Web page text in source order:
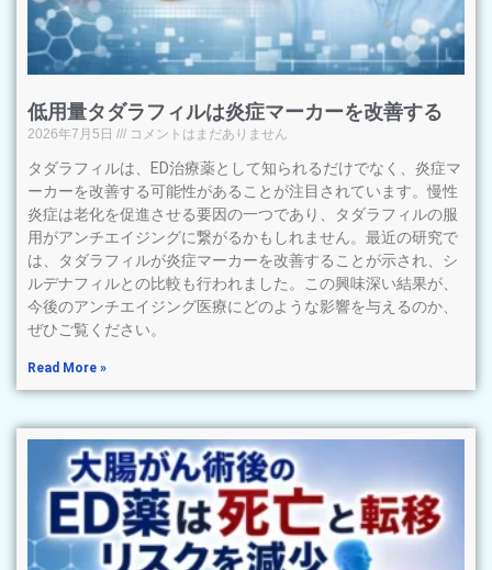
低用量タダラフィルは炎症マーカーを改善する
2026年7月5日 コメントはまだありません
タダラフィルは、ED治療薬として知られるだけでなく、炎症マ
ーカーを改善する可能性があることが注目されています。慢性
炎症は老化を促進させる要因の一つであり、タダラフィルの服
用がアンチエイジングに繋がるかもしれません。最近の研究で
は、タダラフィルが炎症マーカーを改善することが示され、シ
ルデナフィルとの比較も行われました。この興味深い結果が、
今後のアンチエイジング医療にどのような影響を与えるのか、
ぜひご覧ください。
Read More »